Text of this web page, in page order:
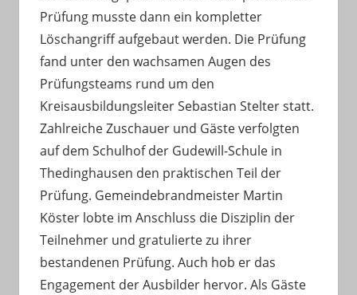
Prüfung musste dann ein kompletter
Löschangriff aufgebaut werden. Die Prüfung
fand unter den wachsamen Augen des
Prüfungsteams rund um den
Kreisausbildungsleiter Sebastian Stelter statt.
Zahlreiche Zuschauer und Gäste verfolgten
auf dem Schulhof der Gudewill-Schule in
Thedinghausen den praktischen Teil der
Prüfung. Gemeindebrandmeister Martin
Köster lobte im Anschluss die Disziplin der
Teilnehmer und gratulierte zu ihrer
bestandenen Prüfung. Auch hob er das
Engagement der Ausbilder hervor. Als Gäste